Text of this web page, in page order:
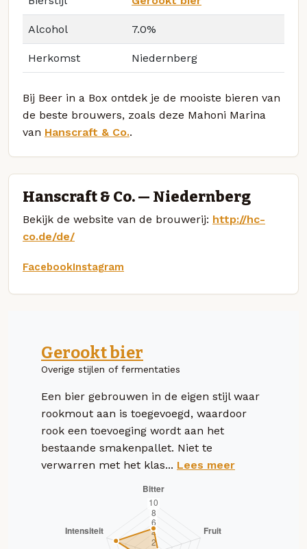
Alcohol 7.0%
Herkomst Niedernberg
Bij Beer in a Box ontdek je de mooiste bieren van
de beste brouwers, zoals deze Mahoni Marina
van Hanscraft & Co..
Hanscraft & Co. — Niedernberg
Bekijk de website van de brouwerij: http://hc-
co.de/de/
FacebookInstagram
Gerookt bier
Overige stijlen of fermentaties
Een bier gebrouwen in de eigen stijl waar
rookmout aan is toegevoegd, waardoor
rook een toevoeging wordt aan het
bestaande smakenpallet. Niet te
verwarren met het klas... Lees meer